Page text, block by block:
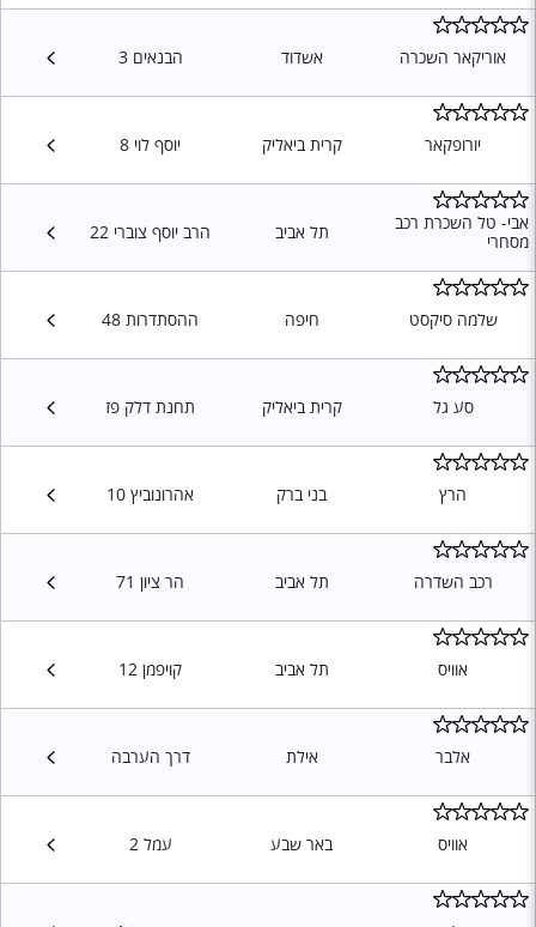
אוריקאר השכרה אשדוד הבנאים 3
יורופקאר קרית ביאליק יוסף לוי 8
אבי- טל השכרת רכב
מסחרי
תל אביב הרב יוסף צוברי 22
שלמה סיקסט חיפה ההסתדרות 48
סע גל קרית ביאליק תחנת דלק פז
הרץ בני ברק אהרונוביץ 10
רכב השדרה תל אביב הר ציון 71
אוויס תל אביב קויפמן 12
אלבר אילת דרך הערבה
אוויס באר שבע עמל 2